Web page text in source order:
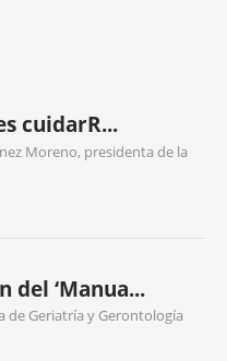
cuidarR...
Moreno, presidenta de la
del ‘Manua...
de Geriatría y Gerontología